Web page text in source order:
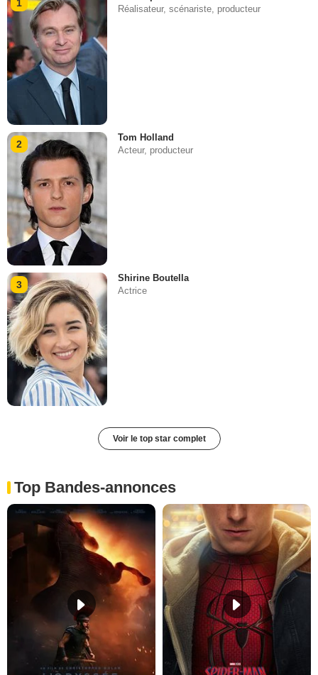
1
Réalisateur, scénariste, producteur
2
Tom Holland
Acteur, producteur
3
Shirine Boutella
Actrice
Voir le top star complet
Top Bandes-annonces